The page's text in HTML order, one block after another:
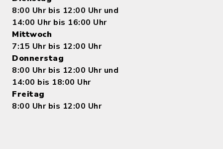
8:00 Uhr bis 12:00 Uhr und
14:00 Uhr bis 16:00 Uhr
Mittwoch
7:15 Uhr bis 12:00 Uhr
Donnerstag
8:00 Uhr bis 12:00 Uhr und
14:00 bis 18:00 Uhr
Freitag
8:00 Uhr bis 12:00 Uhr